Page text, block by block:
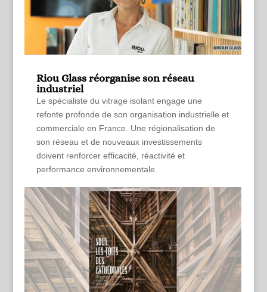
Riou Glass réorganise son réseau
industriel
Le spécialiste du vitrage isolant engage une
refonte profonde de son organisation industrielle et
commerciale en France. Une régionalisation de
son réseau et de nouveaux investissements
doivent renforcer efficacité, réactivité et
performance environnementale.